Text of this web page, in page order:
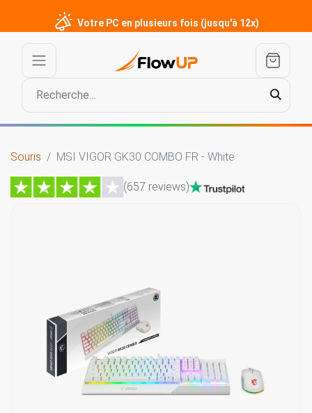
Votre PC en plusieurs fois (jusqu'à 12x)
Souris MSI VIGOR GK30 COMBO FR - White
(657 reviews)